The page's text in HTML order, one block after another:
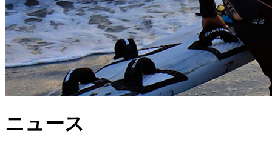
ニュース